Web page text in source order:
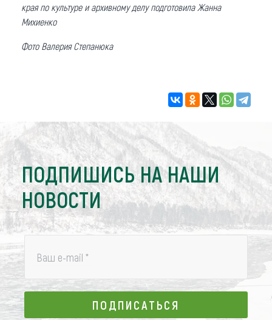
края по культуре и архивному делу подготовила Жанна
Михиенко
Фото Валерия Степанюка
ПОДПИШИСЬ НА НАШИ
НОВОСТИ
Ваш e-mail *
ПОДПИСАТЬСЯ